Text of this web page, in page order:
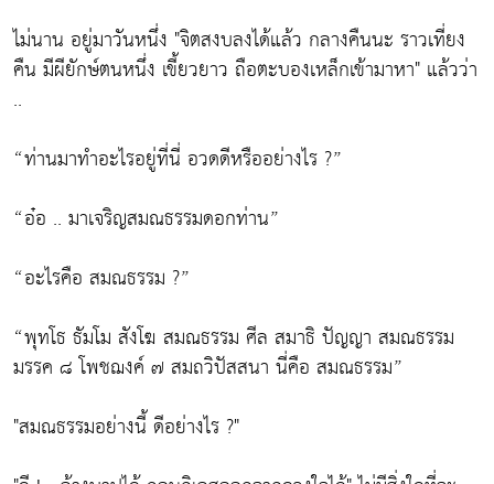
ไม่นาน อยู่มาวันหนึ่ง "จิตสงบลงได้แล้ว กลางคืนนะ ราวเที่ยง
คืน มีผียักษ์ตนหนึ่ง เขี้ยวยาว ถือตะบองเหล็กเข้ามาหา" แล้วว่า
..
“ท่านมาทำอะไรอยู่ที่นี่ อวดดีหรืออย่างไร ?”
“อ๋อ .. มาเจริญสมณธรรมดอกท่าน”
“อะไรคือ สมณธรรม ?”
“พุทโธ ธัมโม สังโฆ สมณธรรม ศีล สมาธิ ปัญญา สมณธรรม
มรรค ๘ โพชฌงค์ ๗ สมถวิปัสสนา นี่คือ สมณธรรม”
"สมณธรรมอย่างนี้ ดีอย่างไร ?"